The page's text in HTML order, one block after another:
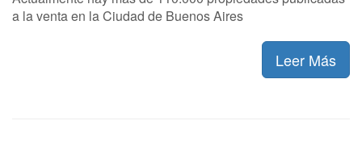
a la venta en la Ciudad de Buenos Aires
Leer Más